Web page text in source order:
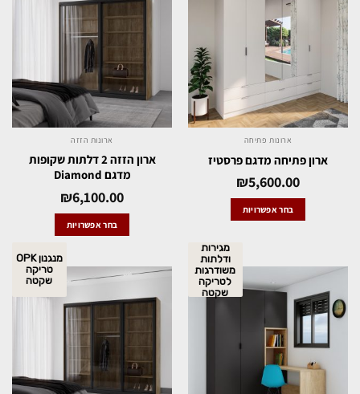
ארונות פתיחה
ארון פתיחה מדגם פרסטיז
₪5,600.00
בחר אפשרויות
ארונות הזזה
ארון הזזה 2 דלתות שקופות
מדגם Diamond
₪6,100.00
בחר אפשרויות
מגירות
ודלתות
משודרגות
לטריקה
שקטה
מנגנון OPK
טריקה
שקטה